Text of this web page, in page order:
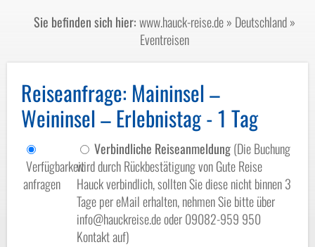
Sie befinden sich hier:www.hauck-reise.de» Deutschland»
Eventreisen
Reiseanfrage: Maininsel –
Weininsel – Erlebnistag - 1 Tag
Verfügbarkeit
anfragen
Verbindliche Reiseanmeldung(Die Buchung
wird durch Rückbestätigung von Gute Reise
Hauck verbindlich, sollten Sie diese nicht binnen 3
Tage per eMail erhalten, nehmen Sie bitte über
info@hauckreise.de oder 09082-959 950
Kontakt auf)